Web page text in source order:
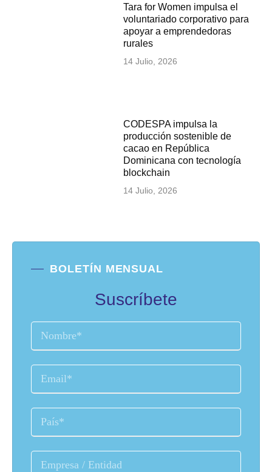
Tara for Women impulsa el
voluntariado corporativo para
apoyar a emprendedoras
rurales
14 Julio, 2026
CODESPA impulsa la
producción sostenible de
cacao en República
Dominicana con tecnología
blockchain
14 Julio, 2026
BOLETÍN MENSUAL
Suscríbete